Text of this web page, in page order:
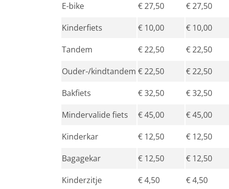
E-bike
€ 27,50 € 27,50
Kinderfiets
€ 10,00 € 10,00
Tandem
€ 22,50 € 22,50
Ouder-/kindtandem € 22,50 € 22,50
Bakfiets
€ 32,50 € 32,50
Mindervalide fiets
€ 45,00 € 45,00
Kinderkar
€ 12,50 € 12,50
Bagagekar
€ 12,50 € 12,50
Kinderzitje
€ 4,50 € 4,50